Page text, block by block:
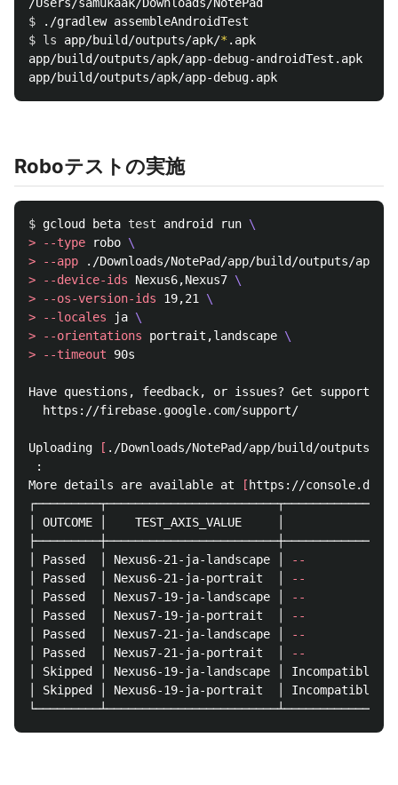
$
$ ls app/build/outputs/apk/* .apk
app/build/outputs/apk/app-debug-androidTest.apk
Roboテストの実施
$ gcloud beta test android run \
>
--type robo \
>
--app ./Downloads/NotePad/app/build/outputs/apk/
>
--device-ids Nexus6,Nexus7 \
>
--os-version-ids 19,21 \
>
--locales ja \
>
--orientations portrait,landscape \
>
--timeout 90s
Have questions, feedback, or issues? Get support
  https://firebase.google.com/support/
Uploading [ ./Downloads/NotePad/app/build/outputs/
:
More details are available at
[ https://
│ OUTCOME │    TEST_AXIS_VALUE     │
│ Passed  │ Nexus6-21-ja-landscape │
--
│ Passed  │ Nexus6-21-ja-portrait  │
--
│ Passed  │ Nexus7-19-ja-landscape │
--
│ Passed  │ Nexus7-19-ja-portrait  │
--
│ Passed  │ Nexus7-21-ja-landscape │
--
│ Passed  │ Nexus7-21-ja-portrait  │
--
│ Skipped │ Nexus6-19-ja-landscape │ Incompatible
│ Skipped │ Nexus6-19-ja-portrait  │ Incompatible